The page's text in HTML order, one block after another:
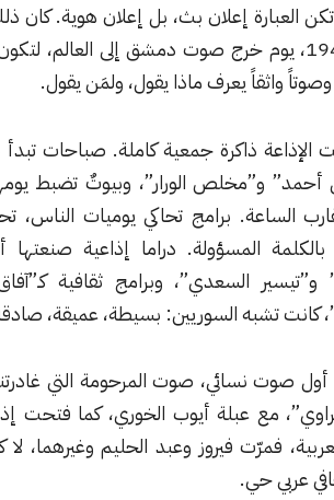
إعلان بث، بل إعلان هوية. كان ذلك في الثالث
1946، يوم خرج صوت دمشق إلى العالم، لتكون ثاني إذاعة
يعرف ماذا يقول، ولمَن يقول.
جمعية كاملة. صباحات تبدأ بـ“مرحباً يا
الورار”، وبيوتٌ تضبط يومها على نبرة
تحاكي يوميات الناس، تحفظ تراثهم،
دراما إذاعية صنعتها أسماء مثل
وبرامج ثقافية كـ”آفاق مسرحية”
السوريين: بسيطة، عميقة، صادقة.
صوت المرحومة التي غادرتنا قبل أيام
أيوب الخوري، كما فتحت إذاعة دمشق
فيروز وعبد الحليم وغيرهما، لا كضيوف، بل